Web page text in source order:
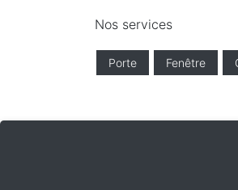
Nos services
Porte Fenêtre